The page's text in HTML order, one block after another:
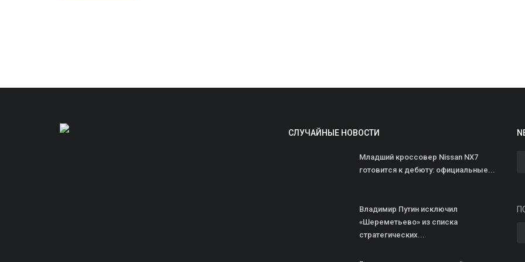
В
СЛУЧАЙНЫЕ НОВОСТИ
Младший кроссовер Nissan NX7
готовится к дебюту: официальные...
Владимир Путин исключил
«Шереметьево» из списка
стратегических...